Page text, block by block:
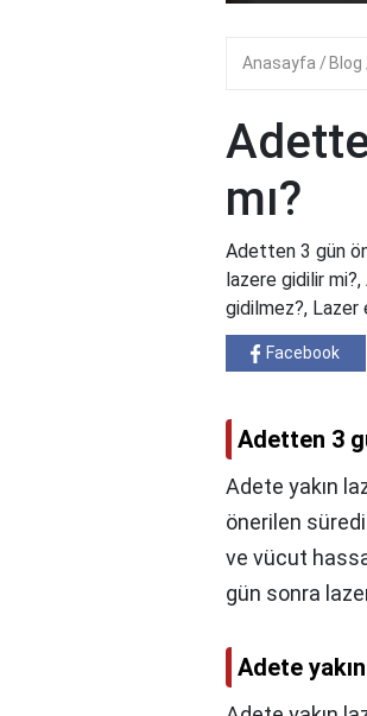
Anasayfa Blog
mı?
Adetten 3 gün
lazere gidilir
gidilmez?, Lazer
Facebook
Adetten 3
Adete yakın
önerilen
ve vücut
gün sonra
Adete